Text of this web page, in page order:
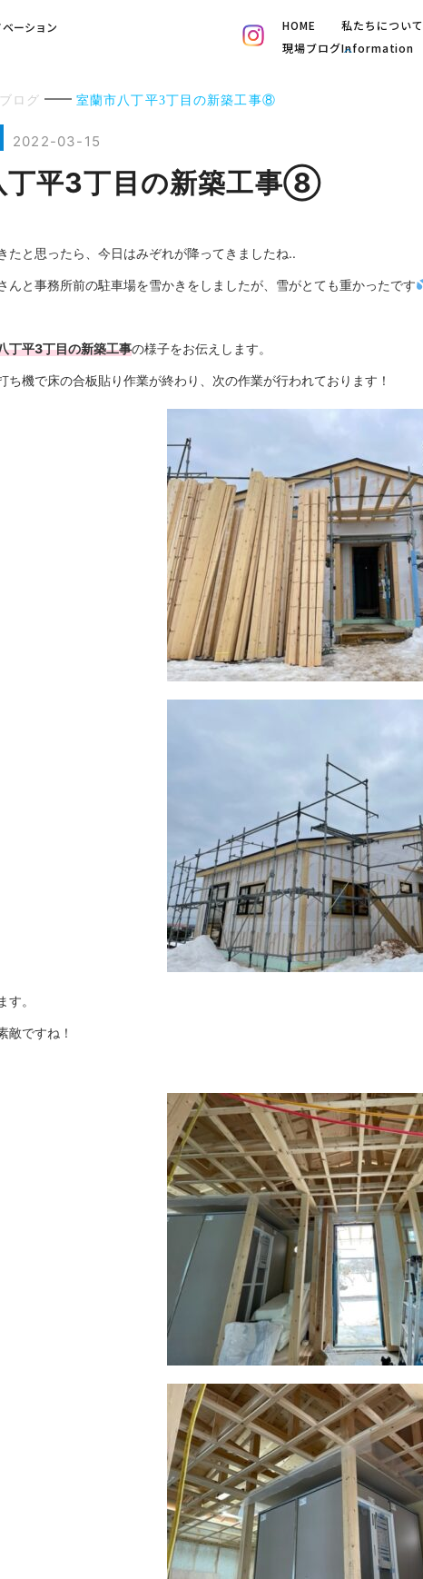
ーション
HOME
現場ブログ
私たちについて
Information
ログ 室蘭市八丁平3丁目の新築工事⑧
2022-03-15
丁平3丁目の新築工事⑧
たと思ったら、今日はみぞれが降ってきましたね..
んと事務所前の駐車場を雪かきをしましたが、雪がとても重かったです
丁平3丁目の新築工事の様子をお伝えします。
ち機で床の合板貼り作業が終わり、次の作業が行われております！
。
敵ですね！